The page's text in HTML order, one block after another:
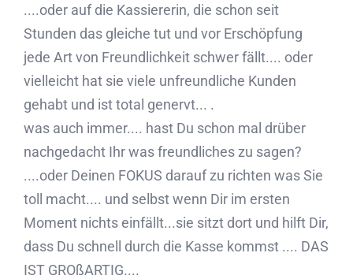
....oder auf die Kassiererin, die schon seit
Stunden das gleiche tut und vor Erschöpfung
jede Art von Freundlichkeit schwer fällt.... oder
vielleicht hat sie viele unfreundliche Kunden
gehabt und ist total genervt... .
was auch immer.... hast Du schon mal drüber
nachgedacht Ihr was freundliches zu sagen?
....oder Deinen FOKUS darauf zu richten was Sie
toll macht.... und selbst wenn Dir im ersten
Moment nichts einfällt...sie sitzt dort und hilft Dir,
dass Du schnell durch die Kasse kommst .... DAS
IST GROßARTIG....